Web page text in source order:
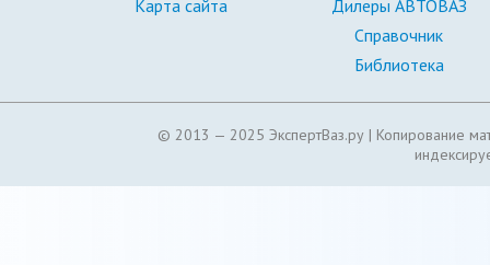
Карта сайта
Дилеры АВТОВАЗ
Справочник
Библиотека
© 2013 — 2025 ЭкспертВаз.ру | Копирование